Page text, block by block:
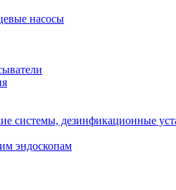
насосы
системы, дезинфикационные
эндоскопам